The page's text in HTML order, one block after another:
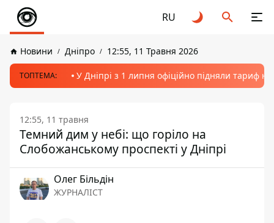
RU
Новини Дніпро 12:55, 11 Травня 2026
ТОПТЕМА: У Дніпрі з 1 липня офіційно підняли тариф
12:55, 11 травня
Темний дим у небі: що горіло на
Слобожанському проспекті у Дніпрі
Олег Більдін
ЖУРНАЛІСТ